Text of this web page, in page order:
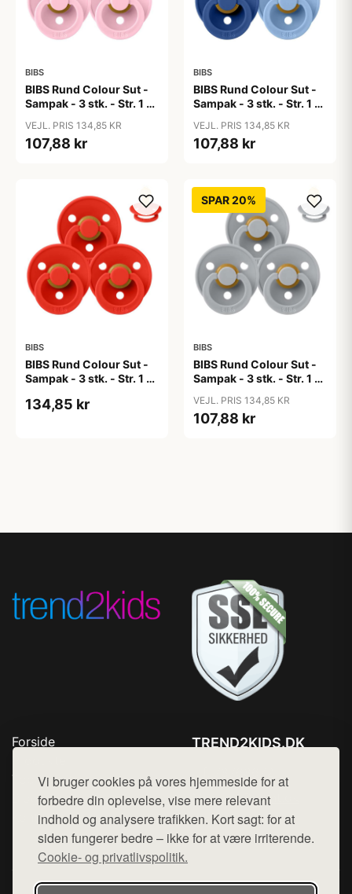
Vi bruger cookies på vores hjemmeside for at
forbedre din oplevelse, vise mere relevant
indhold og analysere trafikken. Kort sagt: for at
siden fungerer bedre – ikke for at være irriterende.
Cookie- og privatlivspolitik.
BIBS
BIBS Rund Colour Sut -
Sampak - 3 stk. - Str. 1 -
VEJL. PRIS 134,85 KR
107,88 kr
BIBS
BIBS Rund Colour Sut -
Sampak - 3 stk. - Str. 1 -
VEJL. PRIS 134,85 KR
107,88 kr
BIBS
BIBS Rund Colour Sut -
Sampak - 3 stk. - Str. 1 -
134,85 kr
SPAR 20%
BIBS
BIBS Rund Colour Sut -
Sampak - 3 stk. - Str. 1 -
VEJL. PRIS 134,85 KR
107,88 kr
Forside
Top Rabatter
Blog
Kontakt
TREND2KIDS.DK
Mail: hej@want.dk
Cookie- og privatlivspolitik